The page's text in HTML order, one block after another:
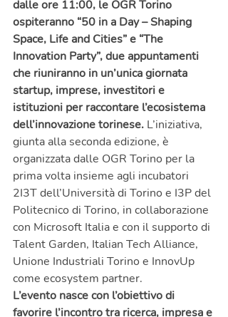
dalle ore 11:00, le OGR Torino
ospiteranno “50 in a Day – Shaping
Space, Life and Cities” e “The
Innovation Party”, due appuntamenti
che riuniranno in un’unica giornata
startup, imprese, investitori e
istituzioni per raccontare l’ecosistema
dell’innovazione torinese. L’iniziativa,
giunta alla seconda edizione, è
organizzata dalle OGR Torino per la
prima volta insieme agli incubatori
2I3T dell’Università di Torino e I3P del
Politecnico di Torino, in collaborazione
con Microsoft Italia e con il supporto di
Talent Garden, Italian Tech Alliance,
Unione Industriali Torino e InnovUp
come ecosystem partner.
L’evento nasce con l’obiettivo di
favorire l’incontro tra ricerca, impresa e